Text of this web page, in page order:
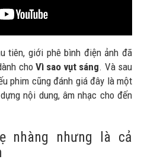
tiên, giới phê bình điện ảnh đã
choVì sao vụt sáng. Và sau
phim cũng đánh giá đây là một
nội dung, âm nhạc cho đến
nhàng nhưng là cả